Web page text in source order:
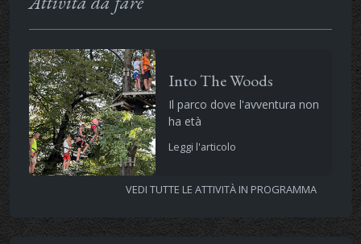
Into The Woods
Il parco dove l'avventura non
ha età
Leggi l'articolo
VEDI TUTTE LE ATTIVITÀ IN PROGRAMMA